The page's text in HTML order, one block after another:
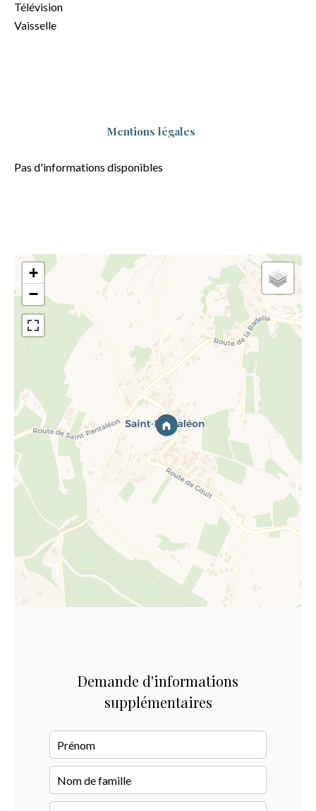
Télévision
Vaisselle
Mentions légales
Pas d'informations disponibles
+
−
Demande d'informations
supplémentaires